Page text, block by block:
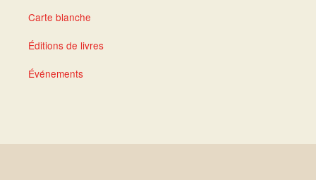
Carte blanche
Éditions de livres
Événements